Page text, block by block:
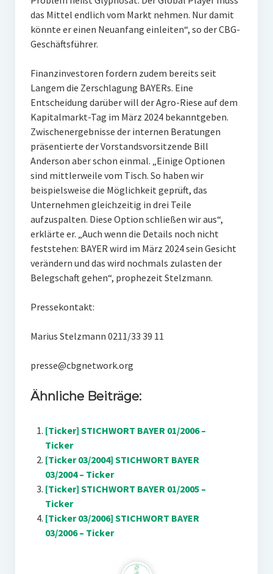
das Mittel endlich vom Markt nehmen. Nur damit
könnte er einen Neuanfang einleiten“, so der CBG-
Geschäftsführer.
Finanzinvestoren fordern zudem bereits seit
Langem die Zerschlagung BAYERs. Eine
Entscheidung darüber will der Agro-Riese auf dem
Kapitalmarkt-Tag im März 2024 bekanntgeben.
Zwischenergebnisse der internen Beratungen
präsentierte der Vorstandsvorsitzende Bill
Anderson aber schon einmal. „Einige Optionen
sind mittlerweile vom Tisch. So haben wir
beispielsweise die Möglichkeit geprüft, das
Unternehmen gleichzeitig in drei Teile
aufzuspalten. Diese Option schließen wir aus“,
erklärte er. „Auch wenn die Details noch nicht
feststehen: BAYER wird im März 2024 sein Gesicht
verändern und das wird nochmals zulasten der
Belegschaft gehen“, prophezeit Stelzmann.
Pressekontakt:
Marius Stelzmann 0211/33 39 11
presse@cbgnetwork.org
Ähnliche Beiträge:
[Ticker] STICHWORT BAYER 01/2006 –
Ticker
[Ticker 03/2004] STICHWORT BAYER
03/2004 – Ticker
[Ticker] STICHWORT BAYER 01/2005 –
Ticker
[Ticker 03/2006] STICHWORT BAYER
03/2006 – Ticker